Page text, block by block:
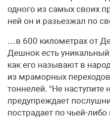
одного из самых своих
ней он и разьезжал по
…в 600 километрах от
Дешнок есть
как его называют в
из мраморных
тоннелей. “Не наступите
предупреждает
пострадает по чьей-